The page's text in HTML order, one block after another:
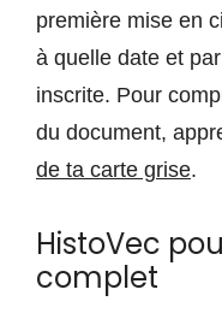
première mise en
à quelle date et
inscrite. Pour
du document,
de ta carte grise.
HistoVec
complet